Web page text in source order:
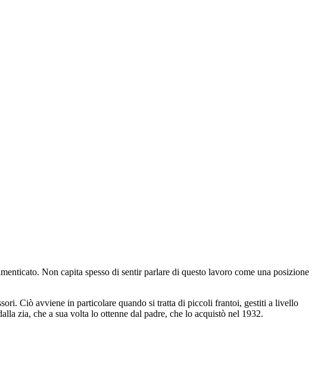
Non capita spesso di sentir parlare di questo lavoro come una posizione
Ciò avviene in particolare quando si tratta di piccoli frantoi, gestiti a livello
zia, che a sua volta lo ottenne dal padre, che lo acquistò nel 1932.